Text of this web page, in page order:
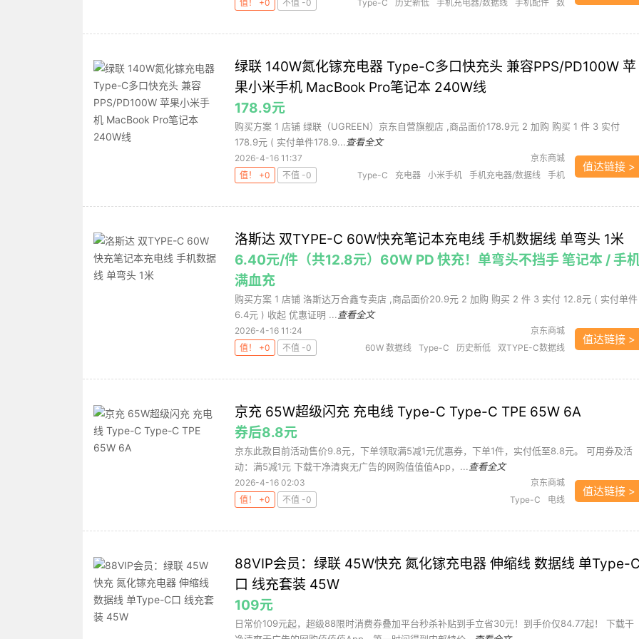
值！ +0 不值 -0 Type-C 历史新低 手机充电器/数据线 手机配件
数
绿联 140W氮化镓充电器 Type-C多口快充头 兼容PPS/PD100W 苹
果小米手机 MacBook Pro笔记本 240W线
178.9元
购买方案 1 店铺 绿联（UGREEN）京东自营旗舰店 ,商品面价178.9元 2 加购 购买 1 件 3 实付
178.9元 ( 实付单件178.9... 查看全文
2026-4-16 11:37
京东商城
值！ +0
不值 -0 Type-C 充电器 小米手机 手机充电器/数据线
手机
值达链接 >
洛斯达 双TYPE-C 60W快充笔记本充电线 手机数据线 单弯头 1米
6.40元/件（共12.8元）60W PD 快充！单弯头不挡手 笔记本 / 手
满血充
购买方案 1 店铺 洛斯达万合鑫专卖店 ,商品面价20.9元 2 加购 购买 2 件 3 实付 12.8元 ( 实付单件
6.4元 ) 收起 优惠证明 ... 查看全文
2026-4-16 11:24
京东商城
值！ +0
不值 -0 60W 数据线 Type-C 历史新低
双TYPE-C数据线
电线
笔记本
值达链接 >
京充 65W超级闪充 充电线 Type-C Type-C TPE 65W 6A
券后8.8元
京东此款目前活动售价9.8元，下单领取满5减1元优惠券，下单1件，实付低至8.8元。 可用券及活
动：满5减1元 下载干净清爽无广告的网购值值值App，... 查看全文
2026-4-16 02:03
京东商城
值！ +0
不值 -0 Type-C 电线
值达链接 >
88VIP会员：绿联 45W快充 氮化镓充电器 伸缩线 数据线 单Type-
口 线充套装 45W
109元
日常价109元起，超级88限时消费券叠加平台秒杀补贴到手立省30元！到手价仅84.77起！ 下载干